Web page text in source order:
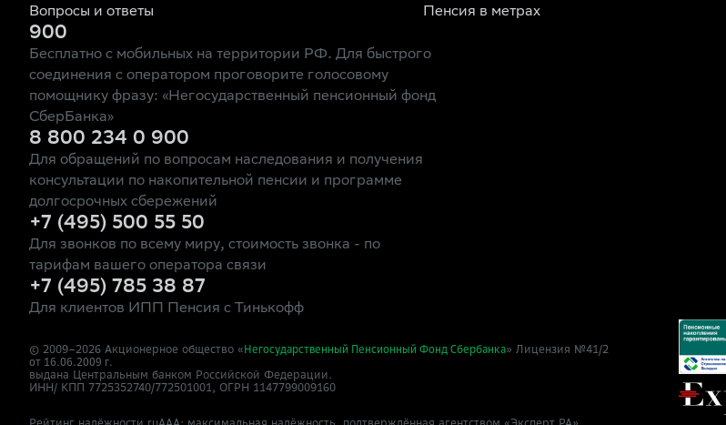
Вопросы и ответы
Пенсия в метрах
900
Бесплатно с мобильных на территории РФ. Для быстрого
соединения с оператором проговорите голосовому
помощнику фразу: «Негосударственный пенсионный фонд
СберБанка»
8 800 234 0 900
Для обращений по вопросам наследования и получения
консультации по накопительной пенсии и программе
долгосрочных сбережений
+7 (495) 500 55 50
Для звонков по всему миру, стоимость звонка - по
тарифам вашего оператора связи
+7 (495) 785 38 87
Для клиентов ИПП Пенсия с Тинькофф
© 2009–2026 Акционерное общество «Негосударственный Пенсионный Фонд Сбербанка» Лицензия №41/2
от 16.06.2009 г.
выдана Центральным банком Российской Федерации.
ИНН/ КПП 7725352740/772501001, ОГРН 1147799009160